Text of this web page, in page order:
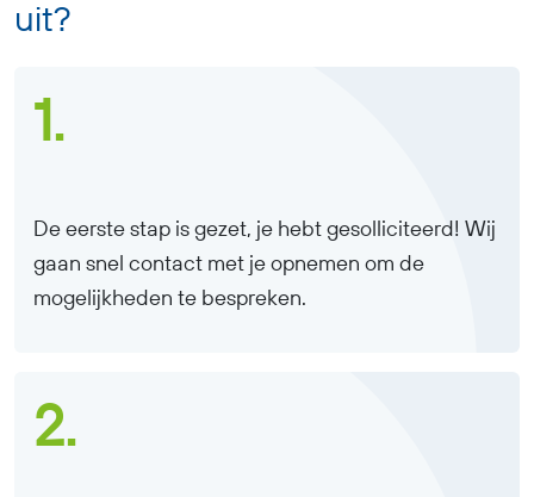
uit?
1.
De eerste stap is gezet, je hebt gesolliciteerd! Wij
gaan snel contact met je opnemen om de
mogelijkheden te bespreken.
2.